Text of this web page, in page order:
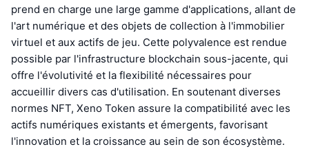
prend en charge une large gamme d'applications, allant de
l'art numérique et des objets de collection à l'immobilier
virtuel et aux actifs de jeu. Cette polyvalence est rendue
possible par l'infrastructure blockchain sous-jacente, qui
offre l'évolutivité et la flexibilité nécessaires pour
accueillir divers cas d'utilisation. En soutenant diverses
normes NFT, Xeno Token assure la compatibilité avec les
actifs numériques existants et émergents, favorisant
l'innovation et la croissance au sein de son écosystème.